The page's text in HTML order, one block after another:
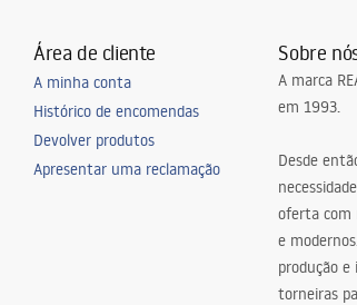
Área de cliente
A minha conta
Histórico de encomendas
Devolver produtos
Apresentar uma reclamação
Sobre
A marca
em 1993.
Desde
oferta com
e
produção
torneiras